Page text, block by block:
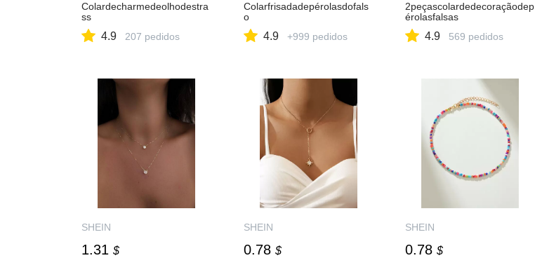
Colardecharmedeolhodestra
ss
4.9 207 pedidos
Colarfrisadadepérolasdofals
o
4.9 +999 pedidos
2peçascolardedecoraçãodep
érolasfalsas
4.9 569 pedidos
SHEIN
1.31 $
SHEIN
0.78 $
SHEIN
0.78 $